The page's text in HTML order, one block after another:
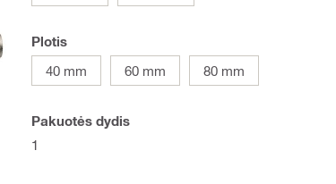
Plotis
40 mm
60 mm 80 mm
Pakuotės dydis
1